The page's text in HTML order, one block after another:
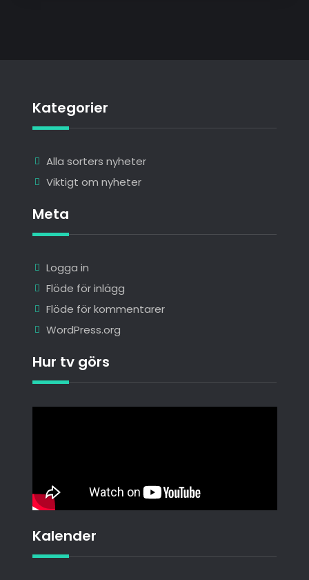
Kategorier
Alla sorters nyheter
Viktigt om nyheter
Meta
Logga in
Flöde för inlägg
Flöde för kommentarer
WordPress.org
Hur tv görs
Kalender